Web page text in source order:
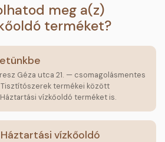
meg a(z)
terméket?
Géza utca 21. — csomagolásmentes
termékei között
vízkőoldó terméket is.
vízkőoldó